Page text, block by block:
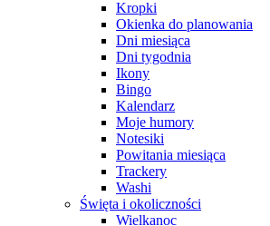
Kropki
Okienka do planowania
Dni miesiąca
Dni tygodnia
Ikony
Bingo
Kalendarz
Moje humory
Notesiki
Powitania miesiąca
Trackery
Washi
Święta i okoliczności
Wielkanoc